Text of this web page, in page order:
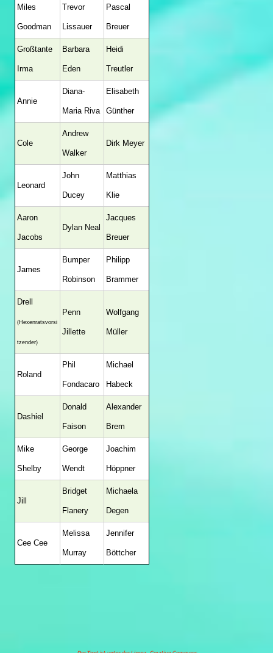
Miles
Goodman
Trevor
Lissauer
Pascal
Breuer
Großtante
Irma
Barbara
Eden
Heidi
Treutler
Annie
Diana-
Maria Riva
Elisabeth
Günther
Cole
Andrew
Walker
Dirk Meyer
Leonard
John
Ducey
Matthias
Klie
Aaron
Jacobs
Dylan Neal
Jacques
Breuer
James
Bumper
Robinson
Philipp
Brammer
Drell
(Hexenratsvorsi
tzender)
Penn
Jillette
Wolfgang
Müller
Roland
Phil
Fondacaro
Michael
Habeck
Dashiel
Donald
Faison
Alexander
Brem
Mike
Shelby
George
Wendt
Joachim
Höppner
Jill
Bridget
Flanery
Michaela
Degen
Cee Cee
Melissa
Murray
Jennifer
Böttcher